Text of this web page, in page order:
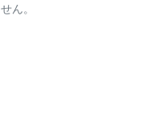
ん。